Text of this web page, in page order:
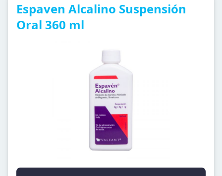
Espaven Alcalino Suspensión
Oral 360 ml